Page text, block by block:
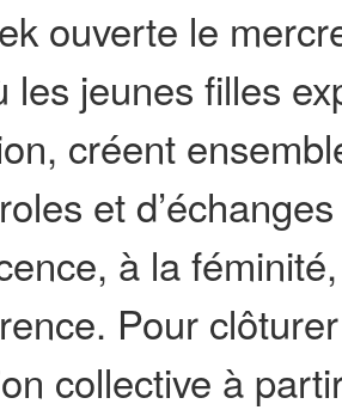
ouverte le
les jeunes filles
créent
et
à la
Pour
collective à